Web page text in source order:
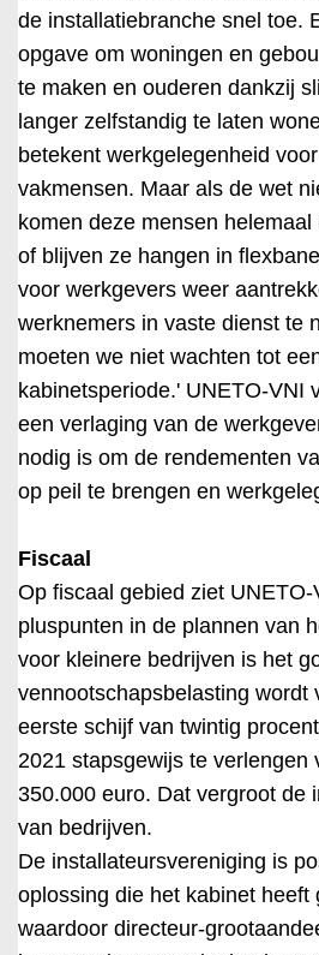
de installatiebranche snel toe.
opgave om woningen en
te maken en ouderen dankzij
langer zelfstandig te laten
betekent werkgelegenheid
vakmensen. Maar als de wet
komen deze mensen
of blijven ze hangen in
voor werkgevers weer
werknemers in vaste dienst te
moeten we niet wachten tot
kabinetsperiode.' UNETO-VNI
een verlaging van de
nodig is om de rendementen
op peil te brengen en
Fiscaal
Op fiscaal gebied ziet
pluspunten in de plannen van
voor kleinere bedrijven is het
vennootschapsbelasting wordt
eerste schijf van twintig
2021 stapsgewijs te verlengen
350.000 euro. Dat vergroot de
van bedrijven.
De installateursvereniging is
oplossing die het kabinet heeft
waardoor directeur-